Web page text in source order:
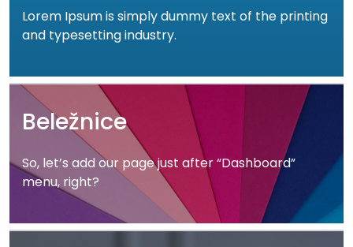
Lorem Ipsum is simply dummy text of the printing
and typesetting industry.
Beležnice
So, let’s add our page just after “Dashboard”
menu, right?